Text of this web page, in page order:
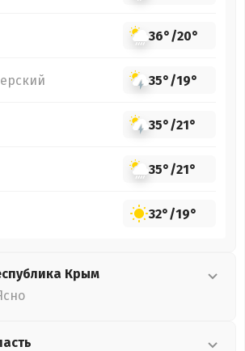
36°/20°
35°/19°
35°/21°
35°/21°
32°/19°
Крым